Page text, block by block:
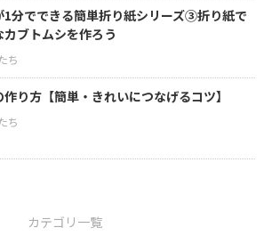
1分でできる簡単折り紙シリーズ③折り紙で
カブトムシを作ろう
り方【簡単・きれいにつなげるコツ】
カテゴリ一覧